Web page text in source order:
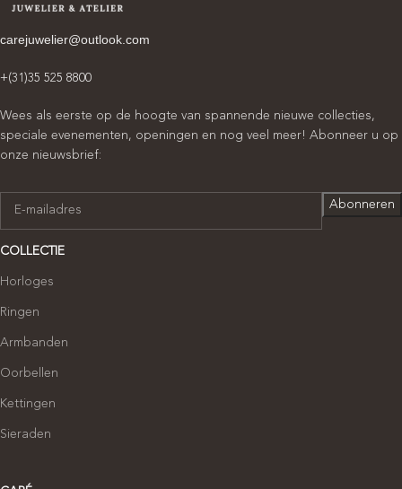
carejuwelier@outlook.com
+(31)35 525 8800
Wees als eerste op de hoogte van spannende nieuwe collecties,
speciale evenementen, openingen en nog veel meer! Abonneer u op
onze nieuwsbrief:
COLLECTIE
Horloges
Ringen
Armbanden
Oorbellen
Kettingen
Sieraden